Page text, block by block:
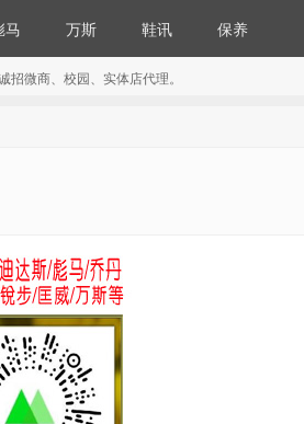
马 万斯 鞋讯 保养
微商、校园、实体店代理。